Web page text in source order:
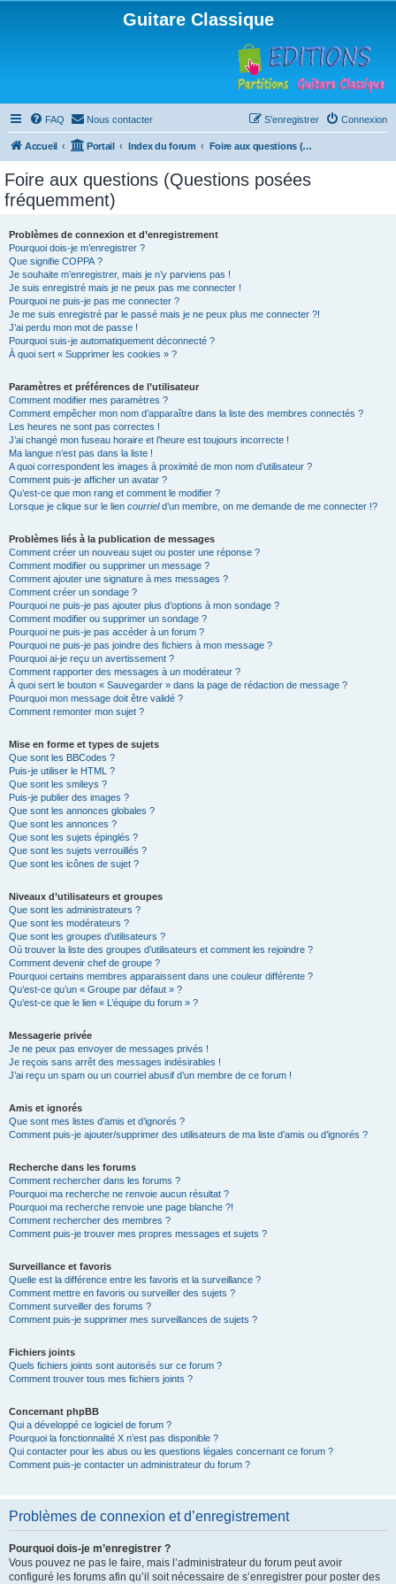
Guitare Classique
FAQ Nous contacter Connexion
S’enregistrer
Accueil Portail Index du forum Foire aux questions (Questions posées fréquemment)
Foire aux questions (Questions posées
fréquemment)
Problèmes de connexion et d’enregistrement
Pourquoi dois-je m’enregistrer ?
Que signifie COPPA ?
Je souhaite m’enregistrer, mais je n’y parviens pas !
Je suis enregistré mais je ne peux pas me connecter !
Pourquoi ne puis-je pas me connecter ?
Je me suis enregistré par le passé mais je ne peux plus me connecter ?!
J’ai perdu mon mot de passe !
Pourquoi suis-je automatiquement déconnecté ?
À quoi sert « Supprimer les cookies » ?
Paramètres et préférences de l’utilisateur
Comment modifier mes paramètres ?
Comment empêcher mon nom d’apparaître dans la liste des membres connectés ?
Les heures ne sont pas correctes !
J’ai changé mon fuseau horaire et l’heure est toujours incorrecte !
Ma langue n’est pas dans la liste !
A quoi correspondent les images à proximité de mon nom d’utilisateur ?
Comment puis-je afficher un avatar ?
Qu’est-ce que mon rang et comment le modifier ?
Lorsque je clique sur le lien courrield’un membre, on me demande de me connecter !?
Problèmes liés à la publication de messages
Comment créer un nouveau sujet ou poster une réponse ?
Comment modifier ou supprimer un message ?
Comment ajouter une signature à mes messages ?
Comment créer un sondage ?
Pourquoi ne puis-je pas ajouter plus d’options à mon sondage ?
Comment modifier ou supprimer un sondage ?
Pourquoi ne puis-je pas accéder à un forum ?
Pourquoi ne puis-je pas joindre des fichiers à mon message ?
Pourquoi ai-je reçu un avertissement ?
Comment rapporter des messages à un modérateur ?
À quoi sert le bouton « Sauvegarder » dans la page de rédaction de message ?
Pourquoi mon message doit être validé ?
Comment remonter mon sujet ?
Mise en forme et types de sujets
Que sont les BBCodes ?
Puis-je utiliser le HTML ?
Que sont les smileys ?
Puis-je publier des images ?
Que sont les annonces globales ?
Que sont les annonces ?
Que sont les sujets épinglés ?
Que sont les sujets verrouillés ?
Que sont les icônes de sujet ?
Niveaux d’utilisateurs et groupes
Que sont les administrateurs ?
Que sont les modérateurs ?
Que sont les groupes d’utilisateurs ?
Où trouver la liste des groupes d’utilisateurs et comment les rejoindre ?
Comment devenir chef de groupe ?
Pourquoi certains membres apparaissent dans une couleur différente ?
Qu’est-ce qu’un « Groupe par défaut » ?
Qu’est-ce que le lien « L’équipe du forum » ?
Messagerie privée
Je ne peux pas envoyer de messages privés !
Je reçois sans arrêt des messages indésirables !
J’ai reçu un spam ou un courriel abusif d’un membre de ce forum !
Amis et ignorés
Que sont mes listes d’amis et d’ignorés ?
Comment puis-je ajouter/supprimer des utilisateurs de ma liste d’amis ou d’ignorés ?
Recherche dans les forums
Comment rechercher dans les forums ?
Pourquoi ma recherche ne renvoie aucun résultat ?
Pourquoi ma recherche renvoie une page blanche ?!
Comment rechercher des membres ?
Comment puis-je trouver mes propres messages et sujets ?
Surveillance et favoris
Quelle est la différence entre les favoris et la surveillance ?
Comment mettre en favoris ou surveiller des sujets ?
Comment surveiller des forums ?
Comment puis-je supprimer mes surveillances de sujets ?
Fichiers joints
Quels fichiers joints sont autorisés sur ce forum ?
Comment trouver tous mes fichiers joints ?
Concernant phpBB
Qui a développé ce logiciel de forum ?
Pourquoi la fonctionnalité X n’est pas disponible ?
Qui contacter pour les abus ou les questions légales concernant ce forum ?
Comment puis-je contacter un administrateur du forum ?
Problèmes de connexion et d’enregistrement
Pourquoi dois-je m’enregistrer ?
Vous pouvez ne pas le faire, mais l’administrateur du forum peut avoir
configuré les forums afin qu’il soit nécessaire de s’enregistrer pour poster des